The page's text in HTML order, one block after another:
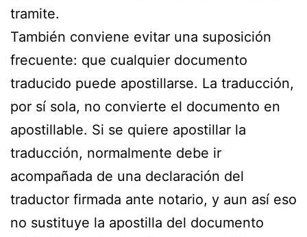
tramite.
También conviene evitar una suposición
frecuente: que cualquier documento
traducido puede apostillarse. La traducción,
por sí sola, no convierte el documento en
apostillable. Si se quiere apostillar la
traducción, normalmente debe ir
acompañada de una declaración del
traductor firmada ante notario, y aun así eso
no sustituye la apostilla del documento